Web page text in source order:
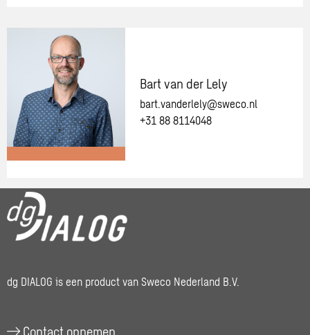
met
adviseurs.
informatie
Meer
informatie
over:
Bart
Lely
Bart van der Lely
bart.vanderlely@sweco.nl
+31 88 8114048
dg DIALOG is een product van Sweco Nederland B.V.
Contact opnemen